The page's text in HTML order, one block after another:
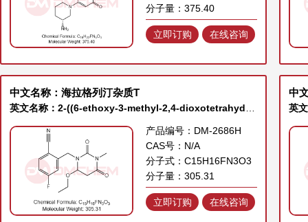
分子量：375.40
立即订购 在线咨询
中文名称：海拉格列汀杂质T
英文名称：2-((6-ethoxy-3-methyl-2,4-dioxotetrahydropyrimidin-1(2H)-yl)methyl)-4-fluorobenzonitrile
产品编号：DM-2686H
CAS号：N/A
分子式：C15H16FN3O3
分子量：305.31
立即订购 在线咨询
中